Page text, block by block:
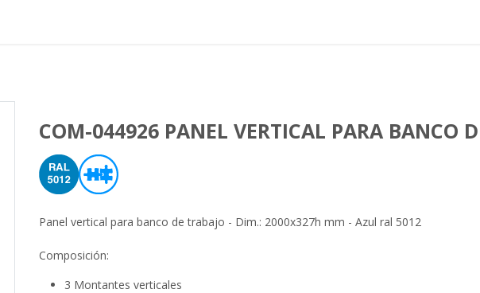
COM-044926 PANEL VERTICAL PARA BANCO
Panel vertical para banco de trabajo - Dim.: 2000x327h mm - Azul ral 5012
Composición:
3 Montantes verticales